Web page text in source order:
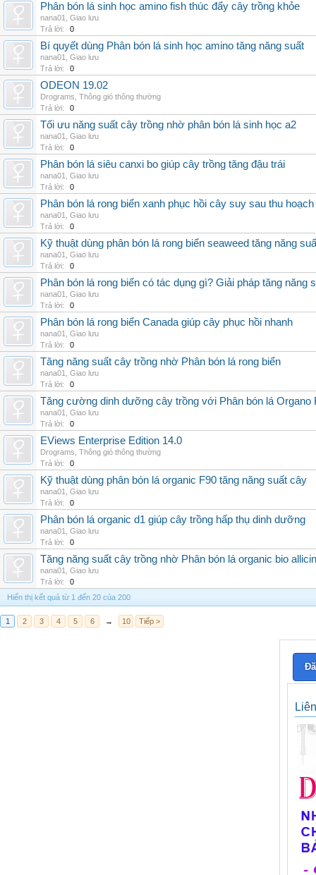
Phân bón lá sinh học amino fish thúc đẩy cây trồng khỏe
nana01
Giao lưu
Trả lời:
0
Bí quyết dùng Phân bón lá sinh học amino tăng năng suất
nana01
Giao lưu
Trả lời:
0
ODEON 19.02
Drograms Thông gió thông thường
Trả lời:
0
Tối ưu năng suất cây trồng nhờ phân bón lá sinh học a2
nana01
Giao lưu
Trả lời:
0
Phân bón lá siêu canxi bo giúp cây trồng tăng đậu trái
nana01
Giao lưu
Trả lời:
0
Phân bón lá rong biển xanh phục hồi cây suy sau thu hoạch
nana01
Giao lưu
Trả lời:
0
Kỹ thuật dùng phân bón lá rong biển seaweed tăng năng
nana01
Giao lưu
Trả lời:
0
Phân bón lá rong biển có tác dụng gì? Giải pháp tăng năng
nana01
Giao lưu
Trả lời:
0
Phân bón lá rong biển Canada giúp cây phục hồi nhanh
nana01
Giao lưu
Trả lời:
0
Tăng năng suất cây trồng nhờ Phân bón lá rong biển
nana01
Giao lưu
Trả lời:
0
Tăng cường dinh dưỡng cây trồng với Phân bón lá Organo
nana01
Giao lưu
Trả lời:
0
EViews Enterprise Edition 14.0
Drograms Thông gió thông thường
Trả lời:
0
Kỹ thuật dùng phân bón lá organic F90 tăng năng suất cây
nana01
Giao lưu
Trả lời:
0
Phân bón lá organic d1 giúp cây trồng hấp thụ dinh dưỡng
nana01
Giao lưu
Trả lời:
0
Tăng năng suất cây trồng nhờ Phân bón lá organic bio allicin
nana01
Giao lưu
Trả lời:
0
Hiển thị kết quả từ 1 đến 20 của 200
1 2 3 4 5 6 → 10 Tiếp >